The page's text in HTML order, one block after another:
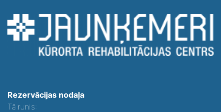
Rezervācijas nodaļa
Tālrunis: